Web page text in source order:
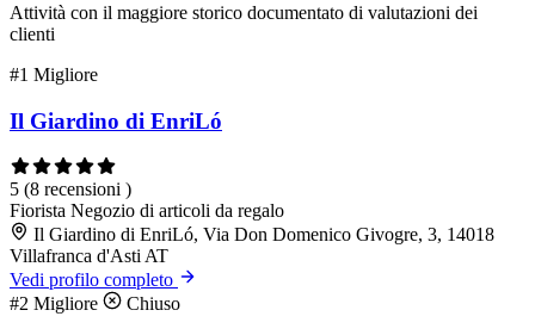
Attività con il maggiore storico documentato di valutazioni dei
clienti
#1 Migliore
Il Giardino di EnriLó
5 (8 recensioni )
Fiorista Negozio di articoli da regalo
Il Giardino di EnriLó, Via Don Domenico Givogre, 3, 14018
Villafranca d'Asti AT
Vedi profilo completo
#2 Migliore Chiuso